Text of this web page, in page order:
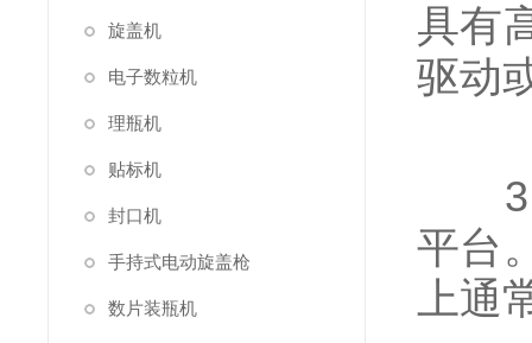
旋盖机
电子数粒机
理瓶机
贴标机
封口机
手持式电动旋盖枪
数片装瓶机
具有
驱动
3、
平台
上